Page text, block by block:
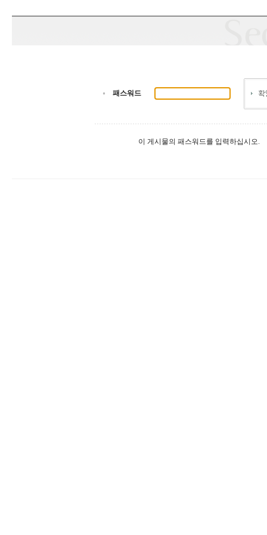
패스워드
이 게시물의 패스워드를 입력하십시오.